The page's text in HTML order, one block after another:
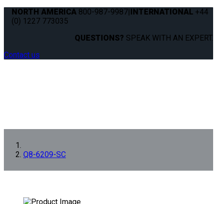
NORTH AMERICA 800-987-9987|INTERNATIONAL +44
(0) 1227 773035
QUESTIONS? SPEAK WITH AN EXPERT.
Contact us
Q8-6209-SC